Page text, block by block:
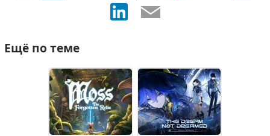
Ещё по теме